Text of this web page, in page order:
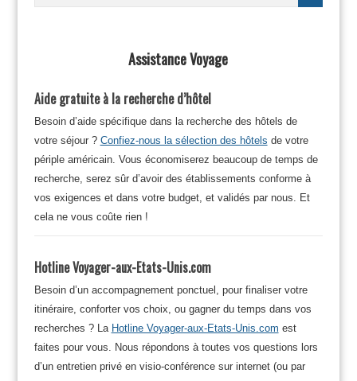
Assistance Voyage
Aide gratuite à la recherche d’hôtel
Besoin d’aide spécifique dans la recherche des hôtels de
votre séjour ? Confiez-nous la sélection des hôtels de votre
périple américain. Vous économiserez beaucoup de temps de
recherche, serez sûr d’avoir des établissements conforme à
vos exigences et dans votre budget, et validés par nous. Et
cela ne vous coûte rien !
Hotline Voyager-aux-Etats-Unis.com
Besoin d’un accompagnement ponctuel, pour finaliser votre
itinéraire, conforter vos choix, ou gagner du temps dans vos
recherches ? La Hotline Voyager-aux-Etats-Unis.com est
faites pour vous. Nous répondons à toutes vos questions lors
d’un entretien privé en visio-conférence sur internet (ou par